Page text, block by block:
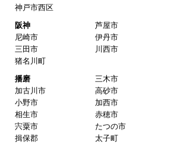
神戸市西区
阪神
芦屋市
尼崎市
伊丹市
三田市
川西市
猪名川町
播磨
三木市
加古川市
高砂市
小野市
加西市
相生市
赤穂市
宍粟市
たつの市
揖保郡
太子町